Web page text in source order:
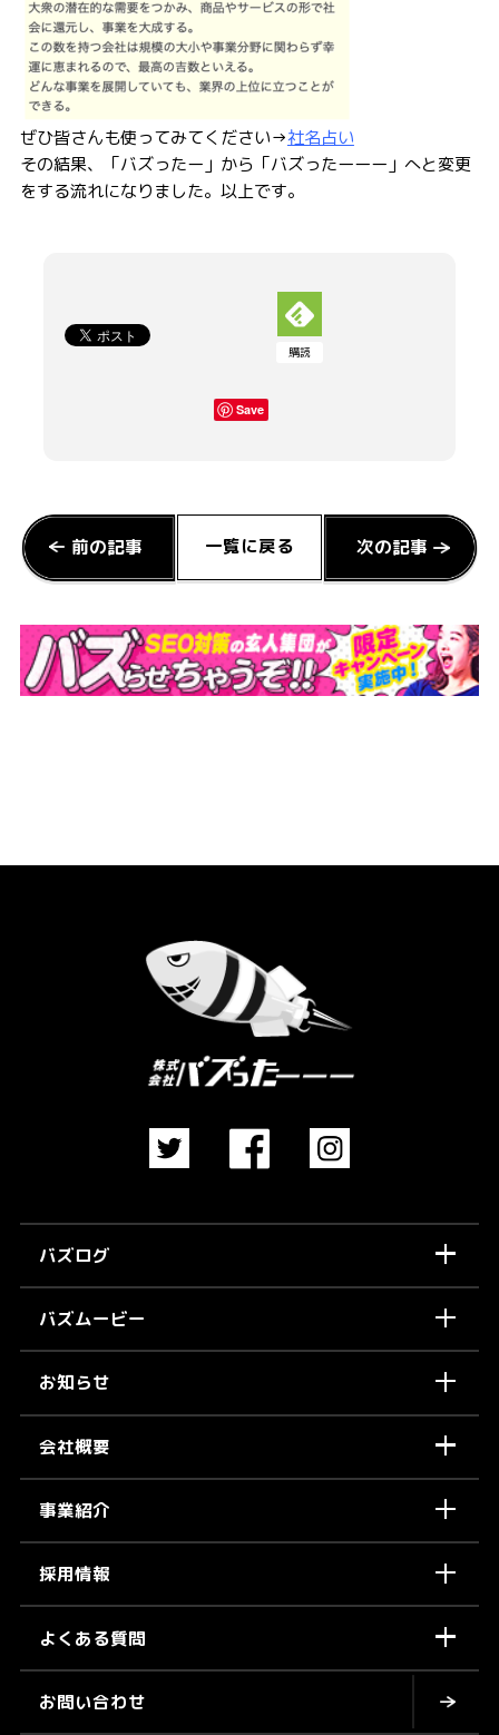
ぜひ皆さんも使ってみてください→社名占い
その結果、「バズったー」から「バズったーーー」へと変更
をする流れになりました。以上です。
購読
Save
前の記事 一覧に戻る 次の記事
バズログ
バズムービー
お知らせ
会社概要
事業紹介
採用情報
よくある質問
お問い合わせ